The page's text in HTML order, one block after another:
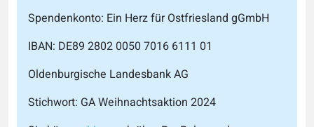
Spendenkonto: Ein Herz für Ostfriesland gGmbH
IBAN: DE89 2802 0050 7016 6111 01
Oldenburgische Landesbank AG
Stichwort: GA Weihnachtsaktion 2024